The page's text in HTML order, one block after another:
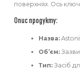
поверхнях. Ось
Опис продукту:
Назва:
Об’єм:
Тип:Засіб